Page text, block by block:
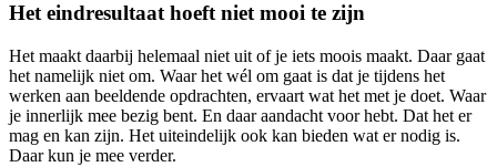
Het eindresultaat hoeft niet mooi te zijn
Het maakt daarbij helemaal niet uit of je iets moois maakt. Daar gaat
het namelijk niet om. Waar het wél om gaat is dat je tijdens het
werken aan beeldende opdrachten, ervaart wat het met je doet. Waar
je innerlijk mee bezig bent. En daar aandacht voor hebt. Dat het er
mag en kan zijn. Het uiteindelijk ook kan bieden wat er nodig is.
Daar kun je mee verder.